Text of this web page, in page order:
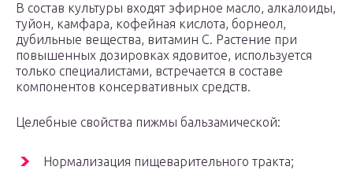
В состав культуры входят эфирное масло, алкалоиды,
туйон, камфара, кофейная кислота, борнеол,
дубильные вещества, витамин С. Растение при
повышенных дозировках ядовитое, используется
только специалистами, встречается в составе
компонентов консервативных средств.
Целебные свойства пижмы бальзамической:
Нормализация пищеварительного тракта;